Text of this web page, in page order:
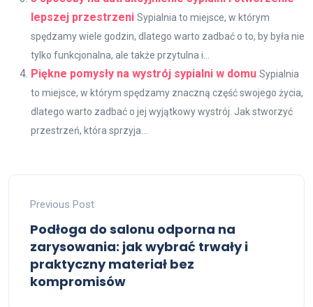
lepszej przestrzeni Sypialnia to miejsce, w którym
spędzamy wiele godzin, dlatego warto zadbać o to, by była nie
tylko funkcjonalna, ale także przytulna i...
Piękne pomysły na wystrój sypialni w domu Sypialnia
to miejsce, w którym spędzamy znaczną część swojego życia,
dlatego warto zadbać o jej wyjątkowy wystrój. Jak stworzyć
przestrzeń, która sprzyja...
Previous Post
Podłoga do salonu odporna na
zarysowania: jak wybrać trwały i
praktyczny materiał bez
kompromisów